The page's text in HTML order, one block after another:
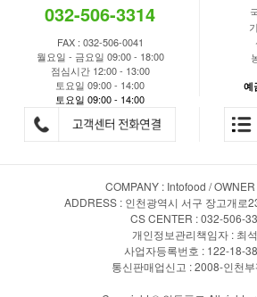
032-506-3314
FAX : 032-506-0041
월요일 - 금요일 09:00 - 18:00
점심시간 12:00 - 13:00
토요일 09:00 - 14:00
토요일 09:00 - 14:00
예
COMPANY : Intofood / OWNER
ADDRESS : 인천광역시 서구 장고개로
CS CENTER : 032-506-
개인정보관리책임자 : 최
사업자등록번호 : 122-18-
통신판매업신고 : 2008-인천